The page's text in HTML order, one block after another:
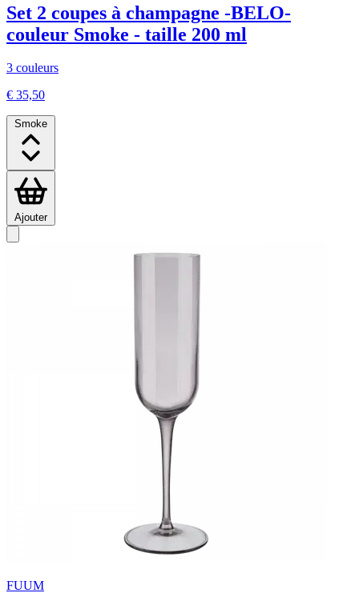
Set 2 coupes à champagne -BELO-
couleur Smoke - taille 200 ml
3 couleurs
€ 35,50
Smoke
Ajouter
FUUM